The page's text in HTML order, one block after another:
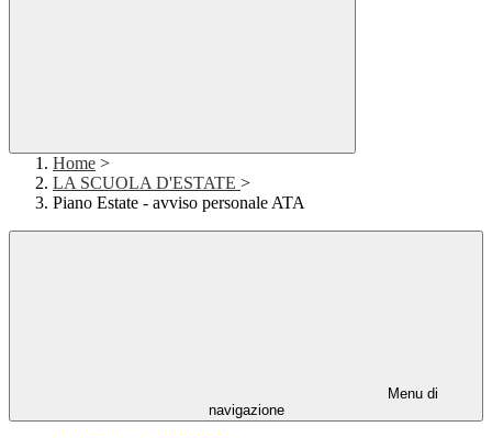
Home >
LA SCUOLA D'ESTATE >
Piano Estate - avviso personale ATA
Menu di
navigazione